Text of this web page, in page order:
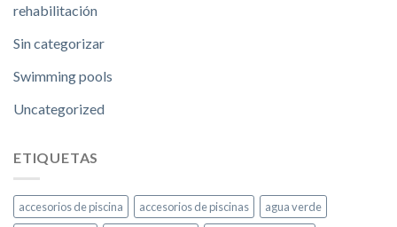
rehabilitación
Sin categorizar
Swimming pools
Uncategorized
ETIQUETAS
accesorios de piscina accesorios de piscinas
agua verde